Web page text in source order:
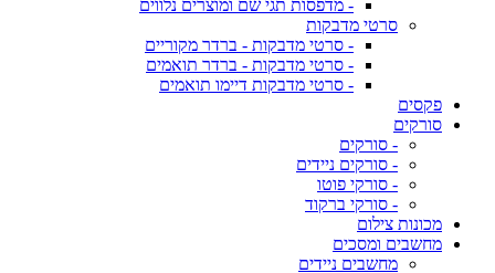
- מדפסות תגי שם ומוצרים נלווים
סרטי מדבקות
- סרטי מדבקות - ברדר מקוריים
- סרטי מדבקות - ברדר תואמים
- סרטי מדבקות דיימו תואמים
פקסים
סורקים
- סורקים
- סורקים ניידים
- סורקי פוטו
- סורקי ברקוד
מכונות צילום
מחשבים ומסכים
מחשבים ניידים